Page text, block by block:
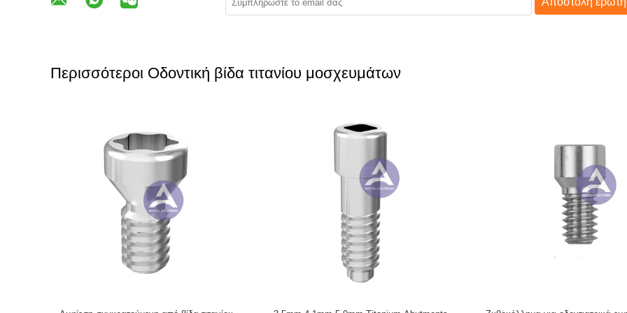
Περισσότεροι Οδοντική βίδα τιτανίου μοσχευμάτων